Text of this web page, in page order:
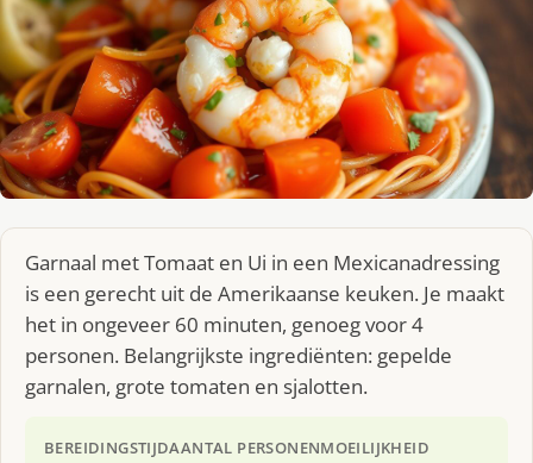
Garnaal met Tomaat en Ui in een Mexicanadressing
is een gerecht uit de Amerikaanse keuken. Je maakt
het in ongeveer 60 minuten, genoeg voor 4
personen. Belangrijkste ingrediënten: gepelde
garnalen, grote tomaten en sjalotten.
BEREIDINGSTIJDAANTAL PERSONENMOEILIJKHEID